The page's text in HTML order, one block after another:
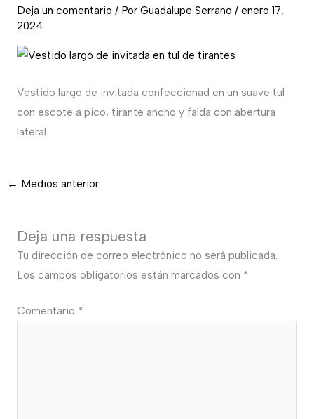
Deja un comentario / Por Guadalupe Serrano / enero 17,
2024
Vestido largo de invitada confeccionad en un suave tul
con escote a pico, tirante ancho y falda con abertura
lateral
← Medios anterior
Deja una respuesta
Tu dirección de correo electrónico no será publicada.
Los campos obligatorios están marcados con *
Comentario *